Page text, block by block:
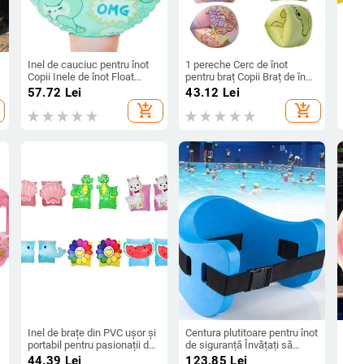
Inel de cauciuc pentru înot
Copii Inele de înot Float
Model de desene animate
Scaun gonflabil Flot de înot
Portabil Jucării de apă de
57.72 Lei
add_shopping_cart
1 pereche Cerc de înot
pentru braț Copii Braț de înot
Braț de înot Bandă de înot
43.12 Lei
add_shopping_cart
Inel de brațe din PVC ușor și
portabil pentru pasionații de
înot Copii cu stil Inele de
44.39 Lei
Centura plutitoare pentru înot
de siguranță Învățați să
înotați Echipament de înot
123.85 Lei